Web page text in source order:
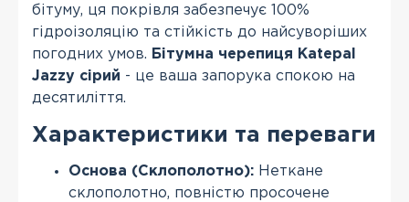
бітуму, ця покрівля забезпечує 100%
гідроізоляцію та стійкість до найсуворіших
погодних умов. Бітумна черепиця Katepal
Jazzy сірий - це ваша запорука спокою на
десятиліття.
Характеристики та переваги
Основа (Склополотно): Неткане
склополотно, повністю просочене